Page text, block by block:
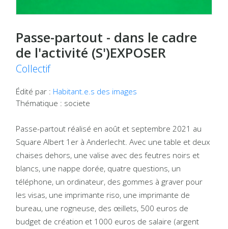
Passe-partout - dans le cadre
de l'activité (S')EXPOSER
Collectif
Édité par : Habitant.e.s des images
Thématique : societe
Passe-partout réalisé en août et septembre 2021 au
Square Albert 1er à Anderlecht. Avec une table et deux
chaises dehors, une valise avec des feutres noirs et
blancs, une nappe dorée, quatre questions, un
téléphone, un ordinateur, des gommes à graver pour
les visas, une imprimante riso, une imprimante de
bureau, une rogneuse, des œillets, 500 euros de
budget de création et 1000 euros de salaire (argent